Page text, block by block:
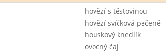
hovězí s těstovinou
hovězí svíčková pečeně
houskový knedlík
ovocný čaj